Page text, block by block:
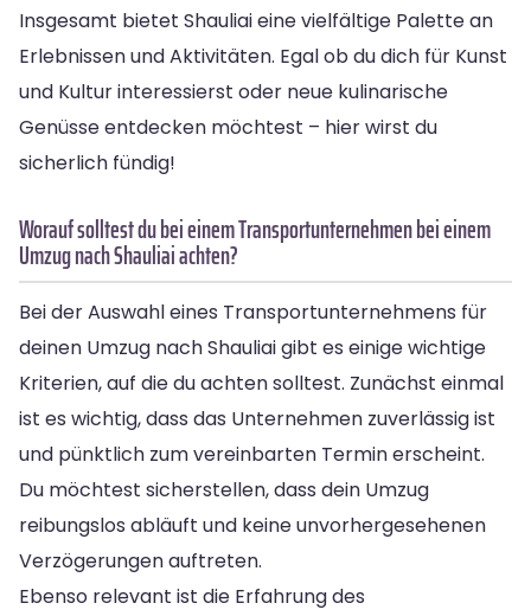
Insgesamt bietet Shauliai eine vielfältige Palette an
Erlebnissen und Aktivitäten. Egal ob du dich für Kunst
und Kultur interessierst oder neue kulinarische
Genüsse entdecken möchtest – hier wirst du
sicherlich fündig!
Worauf solltest du bei einem Transportunternehmen bei einem
Umzug nach Shauliai achten?
Bei der Auswahl eines Transportunternehmens für
deinen Umzug nach Shauliai gibt es einige wichtige
Kriterien, auf die du achten solltest. Zunächst einmal
ist es wichtig, dass das Unternehmen zuverlässig ist
und pünktlich zum vereinbarten Termin erscheint.
Du möchtest sicherstellen, dass dein Umzug
reibungslos abläuft und keine unvorhergesehenen
Verzögerungen auftreten.
Ebenso relevant ist die Erfahrung des